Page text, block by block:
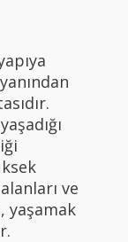
ve
yaşamak